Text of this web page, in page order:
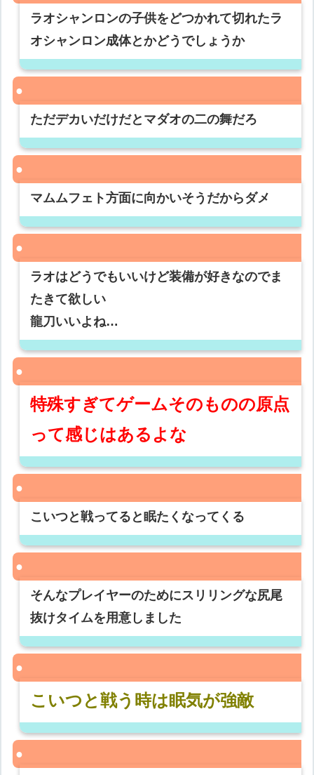
ラオシャンロンの子供をどつかれて切れたラ
オシャンロン成体とかどうでしょうか
ただデカいだけだとマダオの二の舞だろ
マムムフェト方面に向かいそうだからダメ
ラオはどうでもいいけど装備が好きなのでま
たきて欲しい
龍刀いいよね…
特殊すぎてゲームそのものの原点
って感じはあるよな
こいつと戦ってると眠たくなってくる
そんなプレイヤーのためにスリリングな尻尾
抜けタイムを用意しました
こいつと戦う時は眠気が強敵